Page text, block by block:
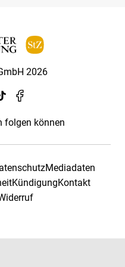
2026
folgen können
Mediadaten
KündigungKontakt